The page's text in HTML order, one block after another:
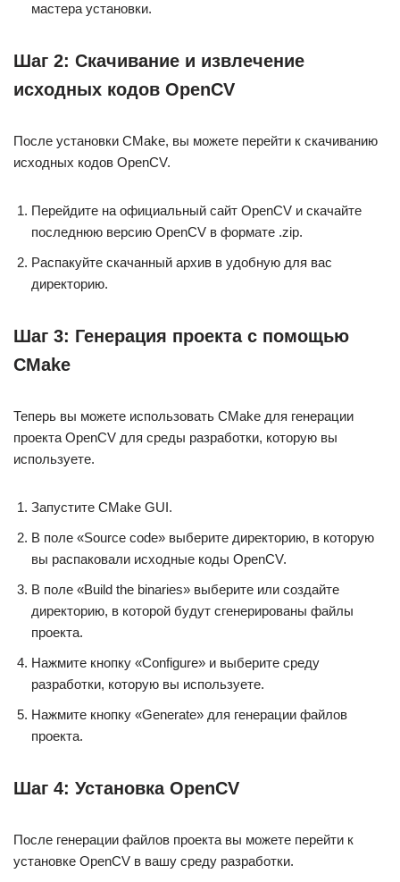
мастера установки.
Шаг 2: Скачивание и извлечение
исходных кодов OpenCV
После установки CMake, вы можете перейти к скачиванию
исходных кодов OpenCV.
Перейдите на официальный сайт OpenCV и скачайте
последнюю версию OpenCV в формате .zip.
Распакуйте скачанный архив в удобную для вас
директорию.
Шаг 3: Генерация проекта с помощью
CMake
Теперь вы можете использовать CMake для генерации
проекта OpenCV для среды разработки, которую вы
используете.
Запустите CMake GUI.
В поле «Source code» выберите директорию, в которую
вы распаковали исходные коды OpenCV.
В поле «Build the binaries» выберите или создайте
директорию, в которой будут сгенерированы файлы
проекта.
Нажмите кнопку «Configure» и выберите среду
разработки, которую вы используете.
Нажмите кнопку «Generate» для генерации файлов
проекта.
Шаг 4: Установка OpenCV
После генерации файлов проекта вы можете перейти к
установке OpenCV в вашу среду разработки.